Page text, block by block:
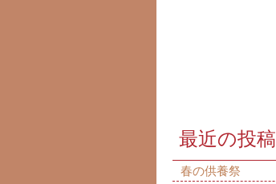
最近の投稿
春の供養祭